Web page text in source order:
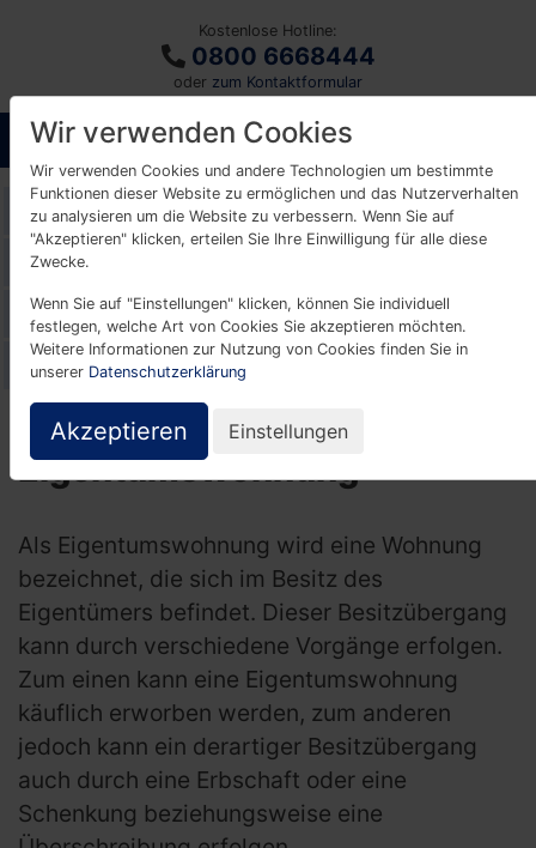
Kostenlose Hotline:
0800 6668444
oder zum Kontaktformular
Glossar
A
B
L
M N O P R S T U
W
Z
Eigentumswohnung
Als Eigentumswohnung wird eine Wohnung
bezeichnet, die sich im Besitz des
Eigentümers befindet. Dieser Besitzübergang
kann durch verschiedene Vorgänge erfolgen.
Zum einen kann eine Eigentumswohnung
käuflich erworben werden, zum anderen
jedoch kann ein derartiger Besitzübergang
auch durch eine Erbschaft oder eine
Schenkung beziehungsweise eine
Wir verwenden Cookies
Wir verwenden Cookies und andere Technologien um bestimmte
Funktionen dieser Website zu ermöglichen und das Nutzerverhalten
zu analysieren um die Website zu verbessern. Wenn Sie auf
"Akzeptieren" klicken, erteilen Sie Ihre Einwilligung für alle diese
Zwecke.
Wenn Sie auf "Einstellungen" klicken, können Sie individuell
festlegen, welche Art von Cookies Sie akzeptieren möchten.
Weitere Informationen zur Nutzung von Cookies finden Sie in
unserer Datenschutzerklärung
Akzeptieren Einstellungen